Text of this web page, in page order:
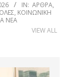
IN: ΆΡΘΡΑ,
, ΚΟΙΝΩΝΙΚΉ
ΝΈΑ
VIEW ALL